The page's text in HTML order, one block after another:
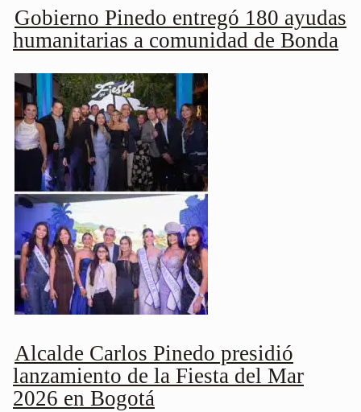
Gobierno Pinedo entregó 180 ayudas
humanitarias a comunidad de Bonda
Alcalde Carlos Pinedo presidió
lanzamiento de la Fiesta del Mar
2026 en Bogotá